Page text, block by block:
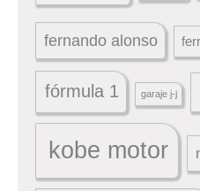
fernando alonso
fórmula 1 garaje j-j
kobe motor